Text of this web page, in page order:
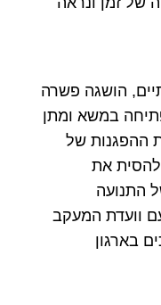
הושגה פשרה
במשא ומתן
ההפגנות של
את
התנועה
וועדת המעקב
בארגון